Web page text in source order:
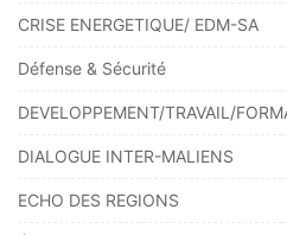
CRISE ENERGETIQUE/ EDM-SA
Défense & Sécurité
DEVELOPPEMENT/TRAVAIL/
DIALOGUE INTER-MALIENS
ECHO DES REGIONS